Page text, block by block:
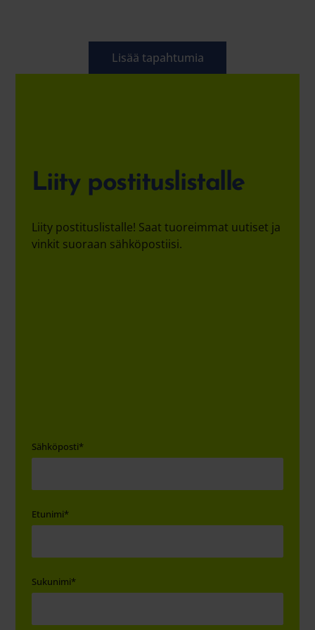
Lisää tapahtumia
Liity postituslistalle
Liity postituslistalle! Saat tuoreimmat uutiset ja
vinkit suoraan sähköpostiisi.
Sähköposti*
Etunimi*
Sukunimi*